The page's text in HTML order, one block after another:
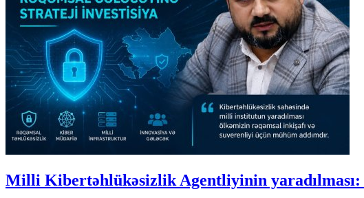
Milli Kibertəhlükəsizlik Agentliyinin yaradılması: